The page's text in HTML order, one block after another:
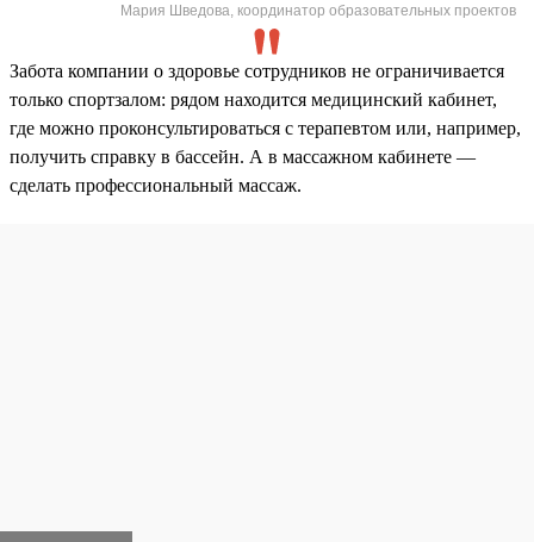
Мария Шведова, координатор образовательных проектов
Забота компании о здоровье сотрудников не ограничивается
только спортзалом: рядом находится медицинский кабинет,
где можно проконсультироваться с терапевтом или, например,
получить справку в бассейн. А в массажном кабинете —
сделать профессиональный массаж.